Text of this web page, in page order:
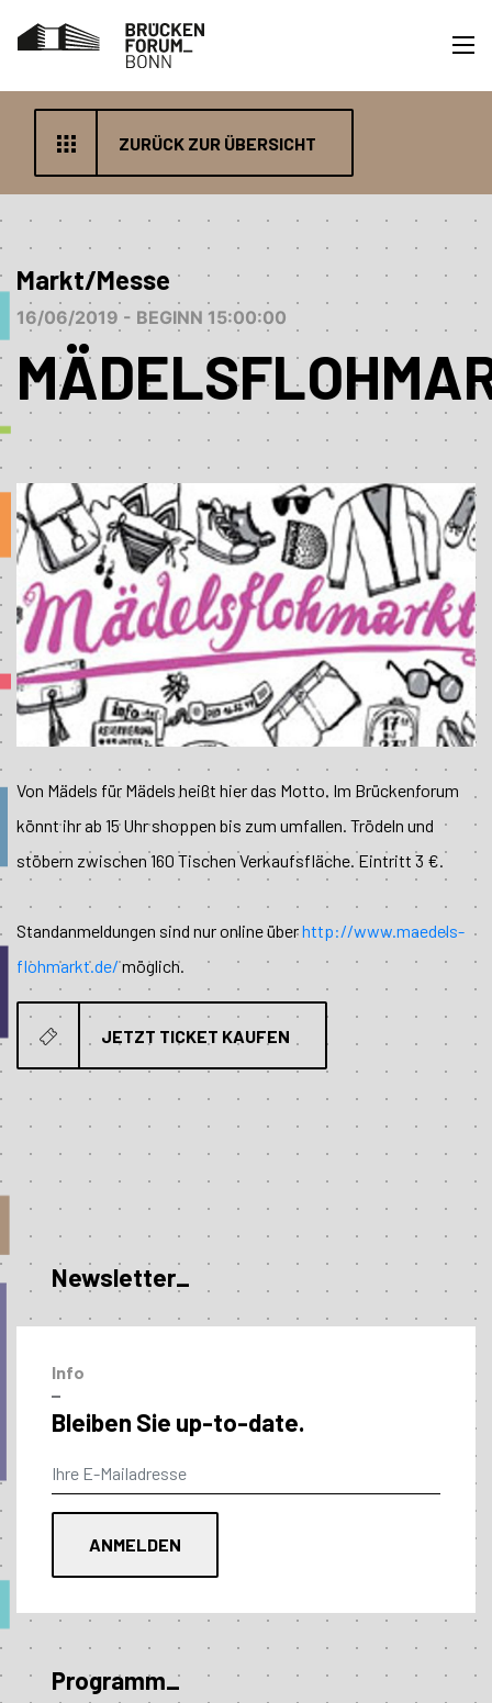
ZURÜCK ZUR ÜBERSICHT
Markt/Messe
16/06/2019 - BEGINN 15:00:00
Von Mädels für Mädels heißt hier das Motto. Im Brückenforum
könnt ihr ab 15 Uhr shoppen bis zum umfallen. Trödeln und
stöbern zwischen 160 Tischen Verkaufsfläche. Eintritt 3 €.
Standanmeldungen sind nur online überhttp://www.maedels-
flohmarkt.de/möglich.
JETZT TICKET KAUFEN
Newsletter_
Info
–
Bleiben Sie up-to-date.
Programm_